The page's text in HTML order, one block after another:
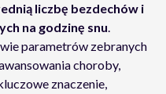
liczbę bezdechów i
na godzinę snu.
parametrów zebranych
choroby,
znaczenie,